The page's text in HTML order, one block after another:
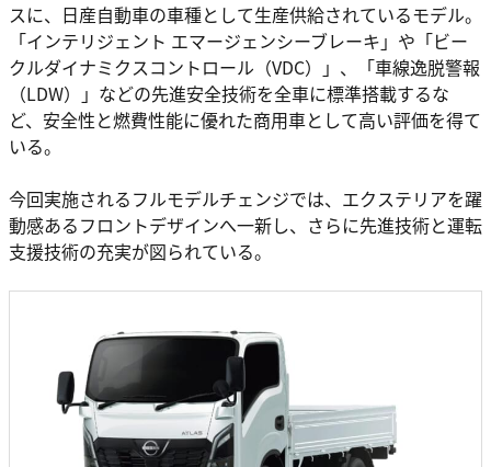
スに、日産自動車の車種として生産供給されているモデル。
「インテリジェント エマージェンシーブレーキ」や「ビー
クルダイナミクスコントロール（VDC）」、「車線逸脱警報
（LDW）」などの先進安全技術を全車に標準搭載するな
ど、安全性と燃費性能に優れた商用車として高い評価を得て
いる。
今回実施されるフルモデルチェンジでは、エクステリアを躍
動感あるフロントデザインへ一新し、さらに先進技術と運転
支援技術の充実が図られている。